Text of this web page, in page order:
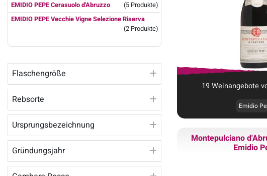
19 Weinangebote
Emidio
Montepulciano
Emidio
EMIDIO PEPE Cerasuolo d'Abruzzo
(5 Produkte)
EMIDIO PEPE Vecchie Vigne Selezione Riserva
(2 Produkte)
Flaschengröße
Rebsorte
Ursprungsbezeichnung
Gründungsjahr